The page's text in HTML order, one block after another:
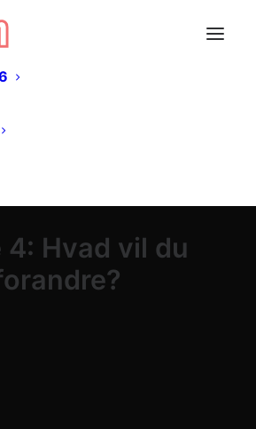
4: Hvad vil du